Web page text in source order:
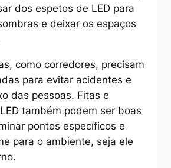
dos espetos de LED para
e deixar os espaços
como corredores, precisam
para evitar acidentes e
das pessoas. Fitas e
também podem ser boas
pontos específicos e
para o ambiente, seja ele